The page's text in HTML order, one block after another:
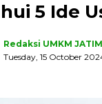
5 Ide
Redaksi UMKM JATIM
Tuesday, 15 October